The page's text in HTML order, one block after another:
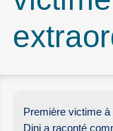
Première victime
Dini a raconté